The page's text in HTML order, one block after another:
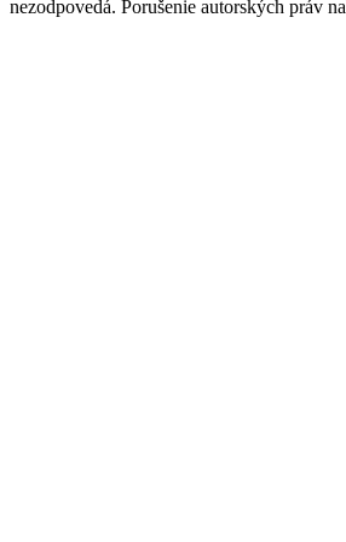
nezodpovedá. Porušenie autorských práv